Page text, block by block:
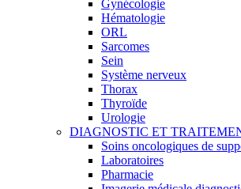
Gynécologie
Hématologie
ORL
Sarcomes
Sein
Système nerveux
Thorax
Thyroïde
Urologie
DIAGNOSTIC ET
Soins oncologiques de
Laboratoires
Pharmacie